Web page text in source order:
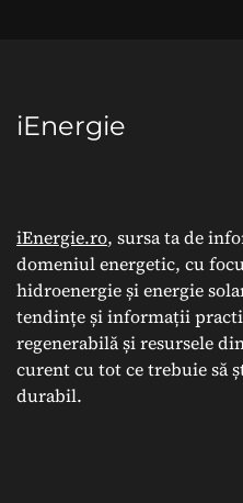
iEnergie
iEnergie.ro, sursa ta de
domeniul energetic, cu
hidroenergie și energie
tendințe și informații
regenerabilă și resursele
curent cu tot ce trebuie să
durabil.